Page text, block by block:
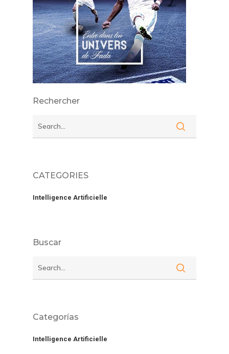
Rechercher
CATEGORIES
Intelligence Artificielle
Buscar
Categorías
Intelligence Artificielle